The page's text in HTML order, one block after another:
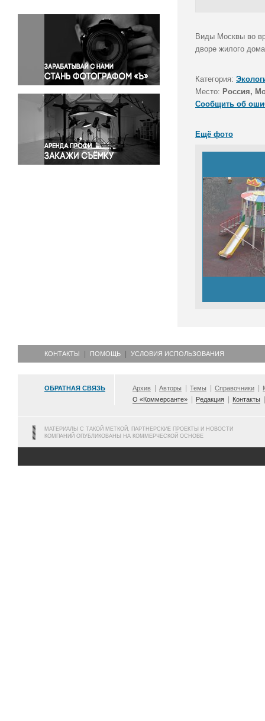
Окружающая среда
Политика
Правосудие
Происшествия и конфликты
Религия
Светская жизнь
Спорт
Экология
Экономика и бизнес
Виды Москвы во
дворе жилого
Категория:
Место: Россия,
Сообщить об
Ещё фото
КОНТАКТЫ ПОМОЩЬ УСЛОВИЯ ИСПОЛЬЗОВАНИЯ
ОБРАТНАЯ СВЯЗЬ Архив Авторы Темы Справочники
О «Коммерсанте»
Редакция Контакты
МАТЕРИАЛЫ С ТАКОЙ МЕТКОЙ, ПАРТНЕРСКИЕ ПРОЕКТЫ И НОВОСТИ
КОМПАНИЙ ОПУБЛИКОВАНЫ НА КОММЕРЧЕСКОЙ ОСНОВЕ